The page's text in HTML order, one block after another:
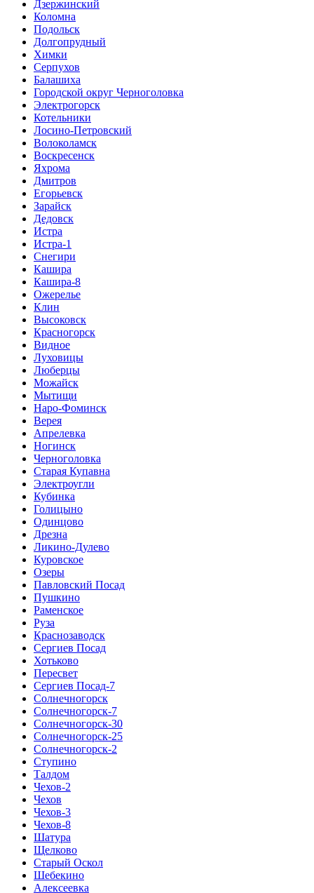
Дзержинский
Коломна
Подольск
Долгопрудный
Химки
Серпухов
Балашиха
Городской округ Черноголовка
Электрогорск
Котельники
Лосино-Петровский
Волоколамск
Воскресенск
Яхрома
Дмитров
Егорьевск
Зарайск
Дедовск
Истра
Истра-1
Снегири
Кашира
Кашира-8
Ожерелье
Клин
Высоковск
Красногорск
Видное
Луховицы
Люберцы
Можайск
Мытищи
Наро-Фоминск
Верея
Апрелевка
Ногинск
Черноголовка
Старая Купавна
Электроугли
Кубинка
Голицыно
Одинцово
Дрезна
Ликино-Дулево
Куровское
Озеры
Павловский Посад
Пушкино
Раменское
Руза
Краснозаводск
Сергиев Посад
Хотьково
Пересвет
Сергиев Посад-7
Солнечногорск
Солнечногорск-7
Солнечногорск-30
Солнечногорск-25
Солнечногорск-2
Ступино
Талдом
Чехов-2
Чехов
Чехов-3
Чехов-8
Шатура
Щелково
Старый Оскол
Шебекино
Алексеевка